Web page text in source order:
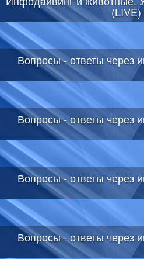
(LIVE)
Вопросы - ответы через
Вопросы - ответы через
Вопросы - ответы через
Вопросы - ответы через